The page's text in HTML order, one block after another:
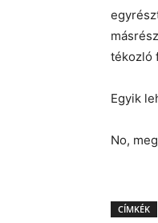
tékozló
Egyik
No,
CÍMKÉK